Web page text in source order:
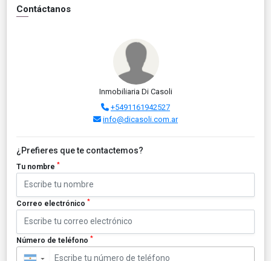
Contáctanos
Inmobiliaria Di Casoli
+5491161942527
info@dicasoli.com.ar
¿Prefieres que te contactemos?
Tu nombre *
Correo electrónico *
Número de teléfono *
▼